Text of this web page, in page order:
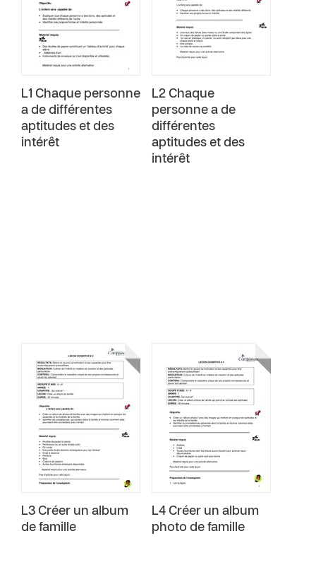
L1 Chaque personne
a de différentes
aptitudes et des
intérêt
L2 Chaque
personne a de
différentes
aptitudes et des
intérêt
L3 Créer un album
de famille
L4 Créer un album
photo de famille